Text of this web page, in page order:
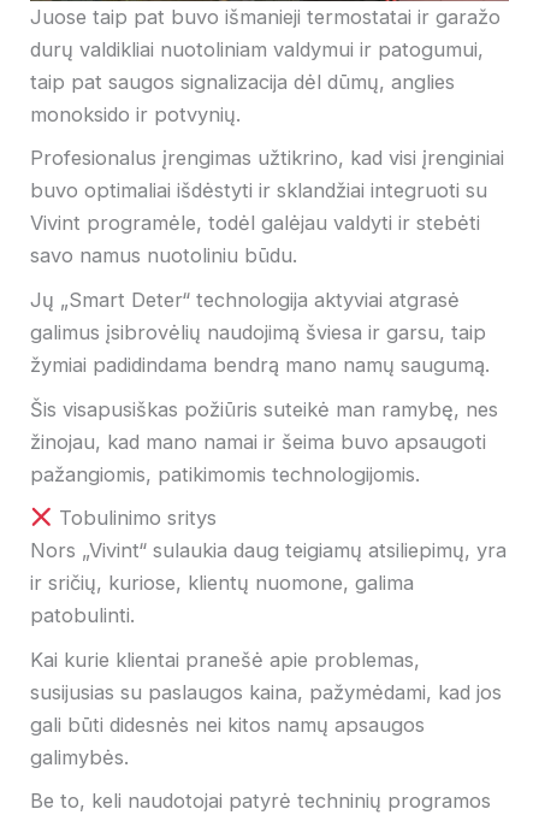
Juose taip pat buvo išmanieji termostatai ir garažo
durų valdikliai nuotoliniam valdymui ir patogumui,
taip pat saugos signalizacija dėl dūmų, anglies
monoksido ir potvynių.
Profesionalus įrengimas užtikrino, kad visi įrenginiai
buvo optimaliai išdėstyti ir sklandžiai integruoti su
Vivint programėle, todėl galėjau valdyti ir stebėti
savo namus nuotoliniu būdu.
Jų „Smart Deter“ technologija aktyviai atgrasė
galimus įsibrovėlių naudojimą šviesa ir garsu, taip
žymiai padidindama bendrą mano namų saugumą.
Šis visapusiškas požiūris suteikė man ramybę, nes
žinojau, kad mano namai ir šeima buvo apsaugoti
pažangiomis, patikimomis technologijomis.
Tobulinimo sritys
Nors „Vivint“ sulaukia daug teigiamų atsiliepimų, yra
ir sričių, kuriose, klientų nuomone, galima
patobulinti.
Kai kurie klientai pranešė apie problemas,
susijusias su paslaugos kaina, pažymėdami, kad jos
gali būti didesnės nei kitos namų apsaugos
galimybės.
Be to, keli naudotojai patyrė techninių programos